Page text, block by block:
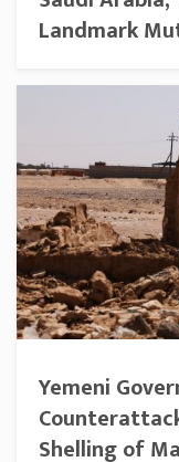
Landmark
Yemeni
Shelling of